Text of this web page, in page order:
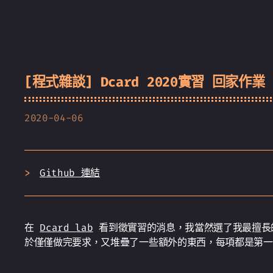
[程式雜談] Dcard 2020實習 回家作業
2020-04-06
Github 連結
在 Dcard lab 看到徵實習的消息，我當然選了我最擅
於僅僅做完要求，又堆疊了一些額外的東西，每項都是第